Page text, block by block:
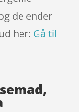
de ender
her: Gå til